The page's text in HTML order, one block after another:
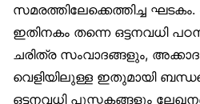
സമരത്തിലേക്കെത്തിച്ച ഘടകം.
ഇതിനകം തന്നെ ഒട്ടനവധി
ചരിത്ര സംവാദങ്ങളും,
വെളിയിലുള്ള ഇതുമായി
ഒട്ടനവധി പുസ്തകങ്ങളും